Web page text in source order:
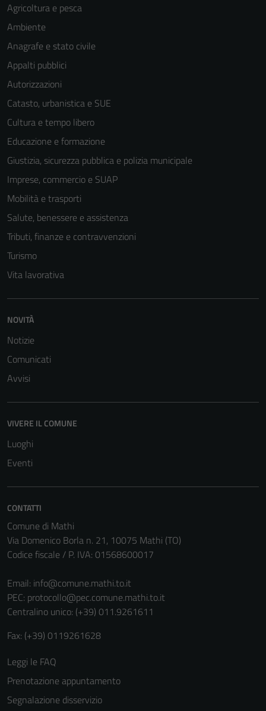
Agricoltura e pesca
Ambiente
Anagrafe e stato civile
Appalti pubblici
Autorizzazioni
Catasto, urbanistica e SUE
Cultura e tempo libero
Educazione e formazione
Giustizia, sicurezza pubblica e polizia municipale
Imprese, commercio e SUAP
Mobilità e trasporti
Salute, benessere e assistenza
Tributi, finanze e contravvenzioni
Turismo
Vita lavorativa
NOVITÀ
Notizie
Comunicati
Avvisi
VIVERE IL COMUNE
Luoghi
Eventi
CONTATTI
Comune di Mathi
Via Domenico Borla n. 21, 10075 Mathi (TO)
Codice fiscale / P. IVA: 01568600017
Email: info@comune.mathi.to.it
PEC: protocollo@pec.comune.mathi.to.it
Centralino unico: (+39) 011.9261611
Fax: (+39) 0119261628
Leggi le FAQ
Prenotazione appuntamento
Segnalazione disservizio